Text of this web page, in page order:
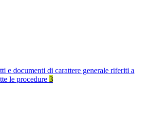
e documenti di carattere generale riferiti a
le procedure 3